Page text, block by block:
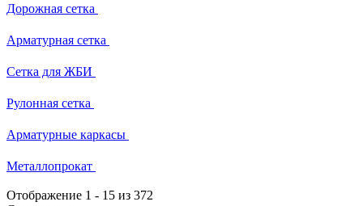
Дорожная сетка
Арматурная сетка
Сетка для ЖБИ
Рулонная сетка
Арматурные каркасы
Металлопрокат
Отображение 1 - 15 из 372